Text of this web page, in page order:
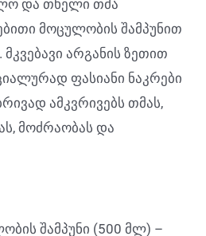
და თხელი თმა
მოცულობის შამპუნით
არგანის ზეთით
ფასიანი ნაკრები
ამკვრივებს თმას,
მოძრაობას და
შამპუნი (500 მლ) –